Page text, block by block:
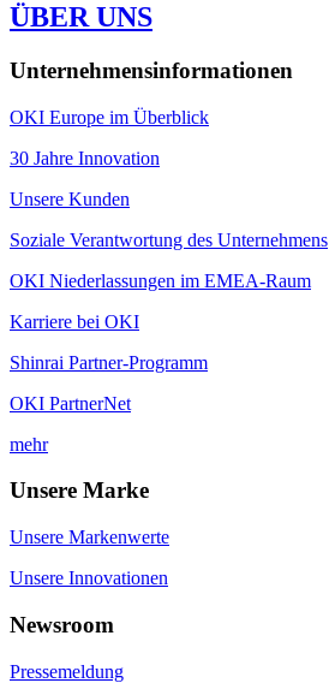
ÜBER UNS
Unternehmensinformationen
OKI Europe im Überblick
30 Jahre Innovation
Unsere Kunden
Soziale Verantwortung des Unternehmens
OKI Niederlassungen im EMEA-Raum
Karriere bei OKI
Shinrai Partner-Programm
OKI PartnerNet
mehr
Unsere Marke
Unsere Markenwerte
Unsere Innovationen
Newsroom
Pressemeldung